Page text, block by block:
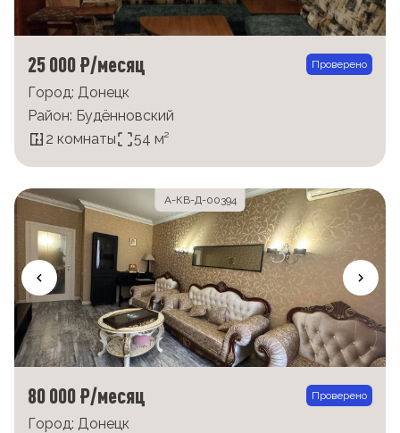
25 000 ₽/месяц Проверено
Город: Донецк
Район: Будённовский
2 комнаты
54 м²
А-КВ-Д-00394
80 000 ₽/месяц Проверено
Город: Донецк